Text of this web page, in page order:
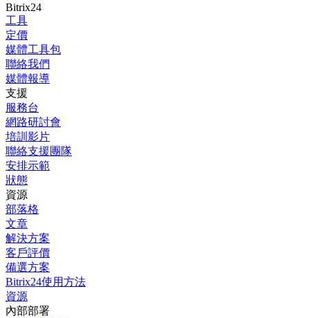
Bitrix24
工具
定價
媒體工具包
聯絡我們
媒體報導
支援
服務台
網路研討會
培訓影片
聯絡支援團隊
安排示範
狀態
資源
部落格
文章
解決方案
客戶評價
備選方案
Bitrix24使用方法
資源
內部部署